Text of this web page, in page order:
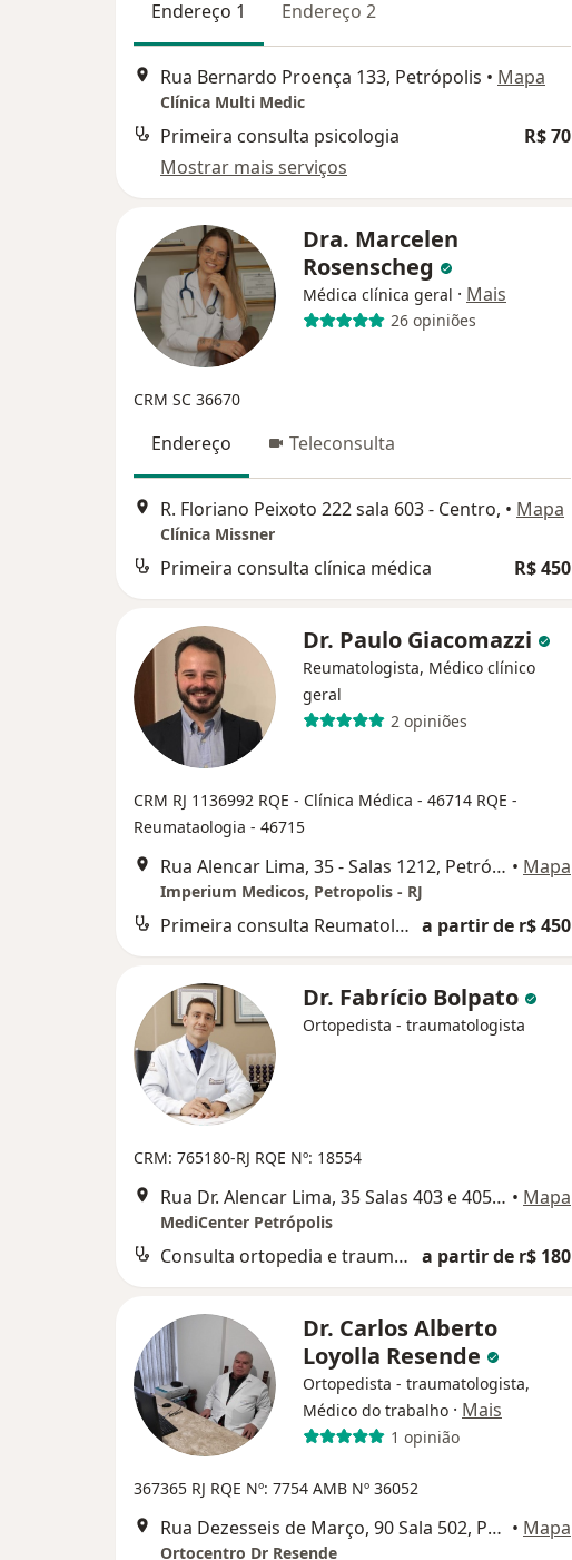
Endereço 1 Endereço 2
Rua Bernardo Proença 133, Petrópolis • Mapa
Clínica Multi Medic
Primeira consulta psicologia
R$ 70
Mostrar mais serviços
Dra. Marcelen
Rosenscheg
Médica clínica geral · Mais
26 opiniões
CRM SC 36670
Endereço Teleconsulta
R. Floriano Peixoto 222 sala 603 - Centro, • Mapa
Clínica Missner
Primeira consulta clínica médica R$ 450
Dr. Paulo Giacomazzi
Reumatologista, Médico clínico
geral
2 opiniões
CRM RJ 1136992 RQE - Clínica Médica - 46714 RQE -
Reumataologia - 46715
Rua Alencar Lima, 35 - Salas 1212, Petrópolis • Mapa
Imperium Medicos, Petropolis - RJ
Primeira consulta Reumatologia a partir de r$ 450
Dr. Fabrício Bolpato
Ortopedista - traumatologista
CRM: 765180-RJ RQE Nº: 18554
Rua Dr. Alencar Lima, 35 Salas 403 e 405, Petrópolis • Mapa
MediCenter Petrópolis
Consulta ortopedia e traumatologia a partir de r$ 180
Dr. Carlos Alberto
Loyolla Resende
Ortopedista - traumatologista,
Médico do trabalho · Mais
1 opinião
367365 RJ RQE Nº: 7754 AMB Nº 36052
Rua Dezesseis de Março, 90 Sala 502, Petrópolis • Mapa
Ortocentro Dr Resende